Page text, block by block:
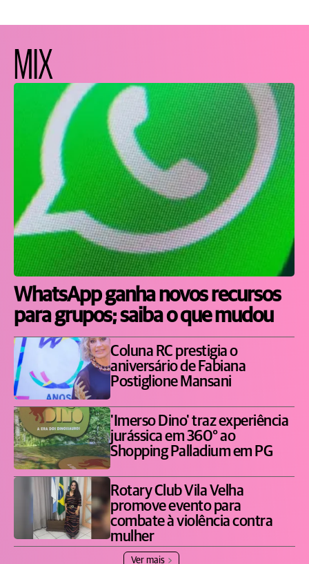
MIX
WhatsApp ganha novos recursos
para grupos; saiba o que mudou
Coluna RC prestigia o
aniversário de Fabiana
Postiglione Mansani
'Imerso Dino' traz experiência
jurássica em 360° ao
Shopping Palladium em PG
Rotary Club Vila Velha
promove evento para
combate à violência contra
mulher
Ver mais